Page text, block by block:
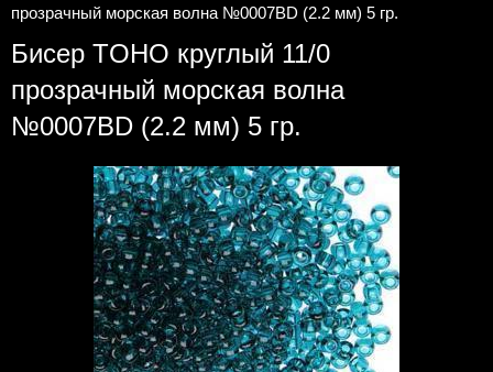
прозрачный морская волна №0007BD (2.2 мм) 5 гр.
Бисер TOHO круглый 11/0
прозрачный морская волна
№0007BD (2.2 мм) 5 гр.